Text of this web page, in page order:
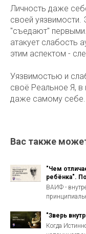
Личность даже
своей уязвимости.
"съедают"
атакует слабость
этим аспектом -
Уязвимостью и
своё Реальное Я,
даже самому себе.
Вас также
"Чем
ребёнка".
ВАИФ -
"Зверь
Когда